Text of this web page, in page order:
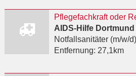
Notfallsanitäter (m/w/d)
Entfernung: 27,1km